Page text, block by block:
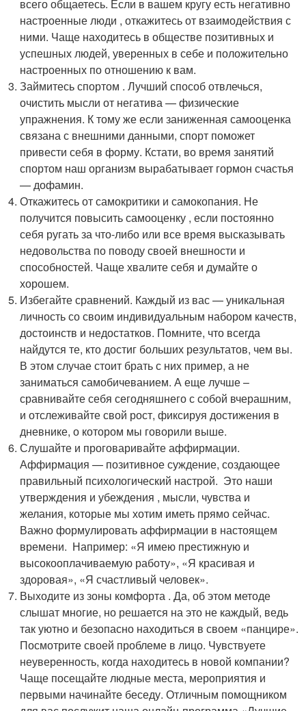
всего общаетесь. Если в вашем кругу есть негативно
настроенные люди , откажитесь от взаимодействия с
ними. Чаще находитесь в обществе позитивных и
успешных людей, уверенных в себе и положительно
настроенных по отношению к вам.
Займитесь спортом . Лучший способ отвлечься,
очистить мысли от негатива — физические
упражнения. К тому же если заниженная самооценка
связана с внешними данными, спорт поможет
привести себя в форму. Кстати, во время занятий
спортом наш организм вырабатывает гормон счастья
— дофамин.
Откажитесь от самокритики и самокопания. Не
получится повысить самооценку , если постоянно
себя ругать за что-либо или все время высказывать
недовольства по поводу своей внешности и
способностей. Чаще хвалите себя и думайте о
хорошем.
Избегайте сравнений. Каждый из вас — уникальная
личность со своим индивидуальным набором качеств,
достоинств и недостатков. Помните, что всегда
найдутся те, кто достиг больших результатов, чем вы.
В этом случае стоит брать с них пример, а не
заниматься самобичеванием. А еще лучше –
сравнивайте себя сегодняшнего с собой вчерашним,
и отслеживайте свой рост, фиксируя достижения в
дневнике, о котором мы говорили выше.
Слушайте и проговаривайте аффирмации.
Аффирмация — позитивное суждение, создающее
правильный психологический настрой. Это наши
утверждения и убеждения , мысли, чувства и
желания, которые мы хотим иметь прямо сейчас.
Важно формулировать аффирмации в настоящем
времени. Например: «Я имею престижную и
высокооплачиваемую работу», «Я красивая и
здоровая», «Я счастливый человек».
Выходите из зоны комфорта . Да, об этом методе
слышат многие, но решается на это не каждый, ведь
так уютно и безопасно находиться в своем «панцире».
Посмотрите своей проблеме в лицо. Чувствуете
неуверенность, когда находитесь в новой компании?
Чаще посещайте людные места, мероприятия и
первыми начинайте беседу. Отличным помощником